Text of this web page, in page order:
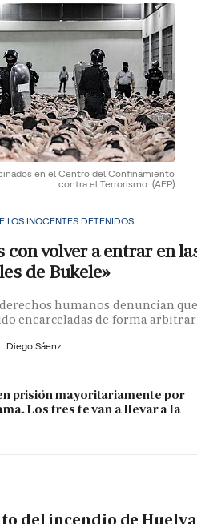
en el Centro del Confinamiento
contra el Terrorismo. (AFP)
LOS INOCENTES DETENIDOS
con volver a entrar en
de Bukele»
humanos denuncian
encarceladas de forma
Diego Sáenz
prisión mayoritariamente por
Los tres te van a llevar a la